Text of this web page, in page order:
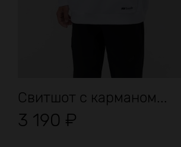
Свитшот с карманом...
3 190 ₽